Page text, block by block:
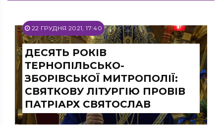
22 ГРУДНЯ 2021, 17:40
ДЕСЯТЬ РОКІВ
ТЕРНОПІЛЬСЬКО-
ЗБОРІВСЬКОЇ МИТРОПОЛІЇ:
СВЯТКОВУ ЛІТУРГІЮ ПРОВІВ
ПАТРІАРХ СВЯТОСЛАВ